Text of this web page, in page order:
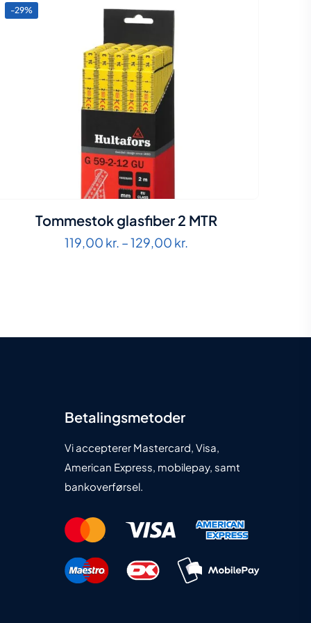
-29%
Tommestok glasfiber 2 MTR
119,00 kr. –129,00 kr.
Betalingsmetoder
Vi accepterer Mastercard, Visa,
American Express, mobilepay, samt
bankoverførsel.